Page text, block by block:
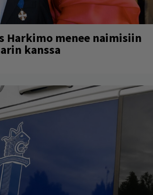
Harkimo menee naimisiin
kanssa